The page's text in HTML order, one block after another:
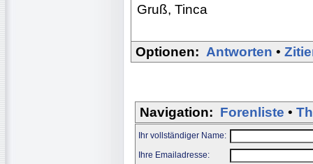
Gruß, Tinca
Optionen: Antworten •
Navigation: Forenliste •
Ihr vollständiger Name:
Ihre Emailadresse: